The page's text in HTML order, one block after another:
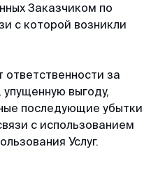
Заказчиком по
с которой возникли
ответственности за
выгоду,
последующие убытки
с использованием
Услуг.